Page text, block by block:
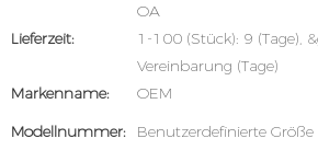
OA
Lieferzeit:
1-100 (Stück): 9 (Tage),
Vereinbarung (Tage)
Markenname:
OEM
Modellnummer:
Benutzerdefinierte Größe